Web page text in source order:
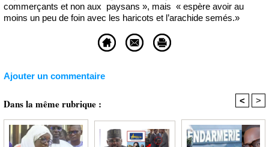
commerçants et non aux paysans », mais « espère avoir au
moins un peu de foin avec les haricots et l’arachide semés.»
Ajouter un commentaire
Dans la même rubrique : < >